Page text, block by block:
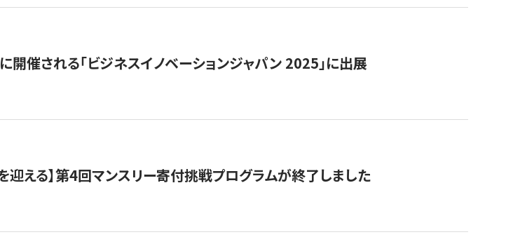
開催される「ビジネスイノベーションジャパン 2025」に出展
える】​​第4回マンスリー寄付挑戦プログラムが終了しました